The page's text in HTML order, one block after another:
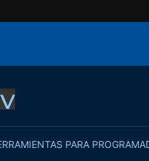
PARA